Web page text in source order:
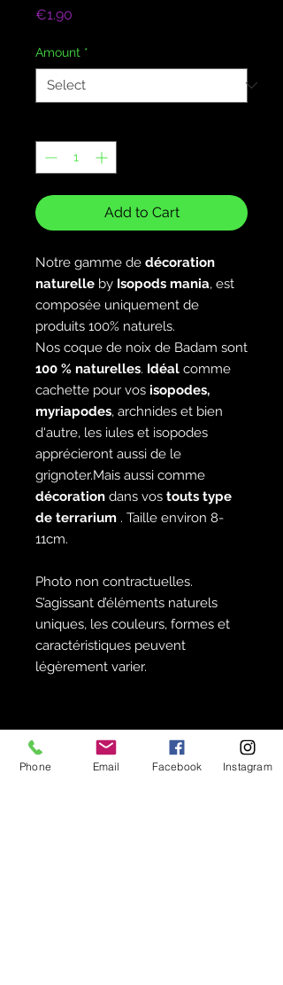
€1.90
Amount *
Add to Cart
Notre gamme de décoration
naturelle by Isopods mania, est
composée uniquement de
produits 100% naturels.
Nos coque de noix de Badam sont
100 % naturelles. Idéal comme
cachette pour vos isopodes,
myriapodes, archnides et bien
d'autre, les iules et isopodes
apprécieront aussi de le
grignoter.Mais aussi comme
décoration dans vos touts type
de terrarium . Taille environ 8-
11cm.
Photo non contractuelles.
S’agissant d’éléments naturels
uniques, les couleurs, formes et
caractéristiques peuvent
légèrement varier.
Phone Email Facebook Instagram